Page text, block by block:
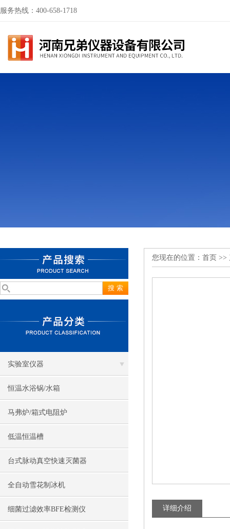
服务热线：400-658-1718
实验室仪器
恒温水浴锅/水箱
马弗炉/箱式电阻炉
低温恒温槽
台式脉动真空快速灭菌器
全自动雪花制冰机
细菌过滤效率BFE检测仪
您现在的位置： 首页 >>
详细介绍